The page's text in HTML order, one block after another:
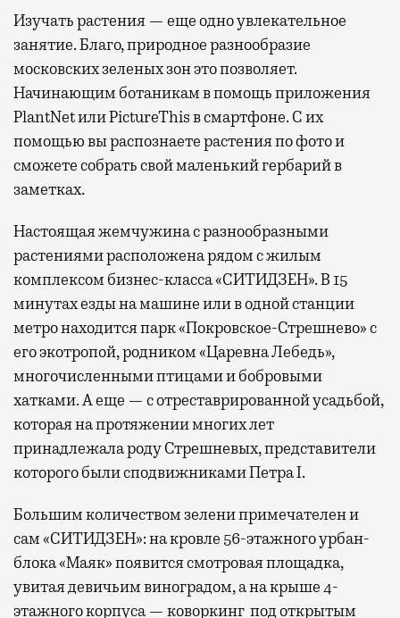
Изучать растения — еще одно увлекательное
занятие. Благо, природное разнообразие
московских зеленых зон это позволяет.
Начинающим ботаникам в помощь приложения
PlantNet или PictureThis в смартфоне. С их
помощью вы распознаете растения по фото и
сможете собрать свой маленький гербарий в
заметках.
Настоящая жемчужина с разнообразными
растениями расположена рядом с жилым
комплексом бизнес-класса «СИТИДЗЕН». В 15
минутах езды на машине или в одной станции
метро находится парк «Покровское-Стрешнево» с
его экотропой, родником «Царевна Лебедь»,
многочисленными птицами и бобровыми
хатками. А еще — с отреставрированной усадьбой,
которая на протяжении многих лет
принадлежала роду Стрешневых, представители
которого были сподвижниками Петра I.
Большим количеством зелени примечателен и
сам «СИТИДЗЕН»: на кровле 56-этажного урбан-
блока «Маяк» появится смотровая площадка,
увитая девичьим виноградом, а на крыше 4-
этажного корпуса — коворкинг под открытым